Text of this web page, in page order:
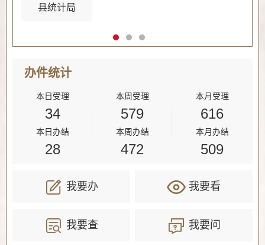
县统计局
办件统计
本日受理
34
本日办结
28
本周受理
579
本周办结
472
本月受理
616
本月办结
509
我要办 我要看
我要查 我要问